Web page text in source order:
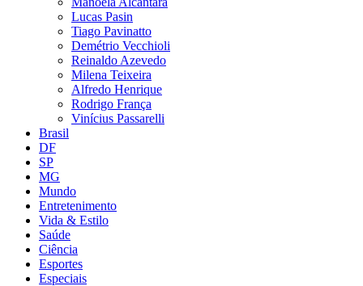
Lucas Pasin
Tiago Pavinatto
Demétrio Vecchioli
Reinaldo Azevedo
Milena Teixeira
Alfredo Henrique
Rodrigo França
Vinícius Passarelli
Brasil
DF
SP
MG
Mundo
Entretenimento
Vida & Estilo
Saúde
Ciência
Esportes
Especiais